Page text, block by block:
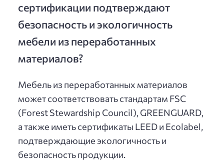
сертификации подтверждают
безопасность и экологичность
мебели из переработанных
материалов?
Мебель из переработанных материалов
может соответствовать стандартам FSC
(Forest Stewardship Council), GREENGUARD,
а также иметь сертификаты LEED и Ecolabel,
подтверждающие экологичность и
безопасность продукции.